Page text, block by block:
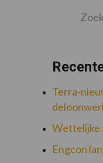
Terra-
Wettelijke
Engcon